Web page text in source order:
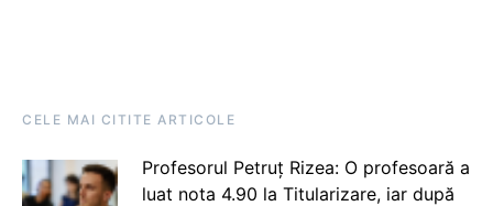
CELE MAI CITITE ARTICOLE
Profesorul Petruț Rizea: O profesoară a
luat nota 4.90 la Titularizare, iar după